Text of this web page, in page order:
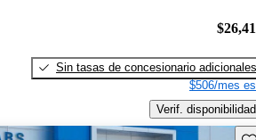
Sin tasas de concesionario adicionales
$506/mes
Verif. disponibilidad